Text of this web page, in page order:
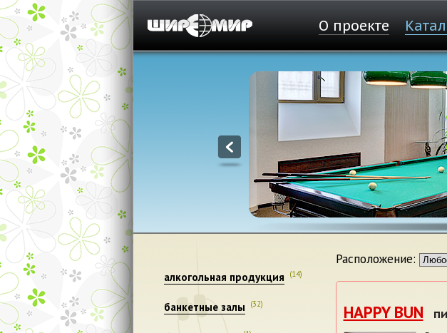
О проекте
1
алкогольная продукция (14)
банкетные залы (32)
Расположение:
HAPPY BUN